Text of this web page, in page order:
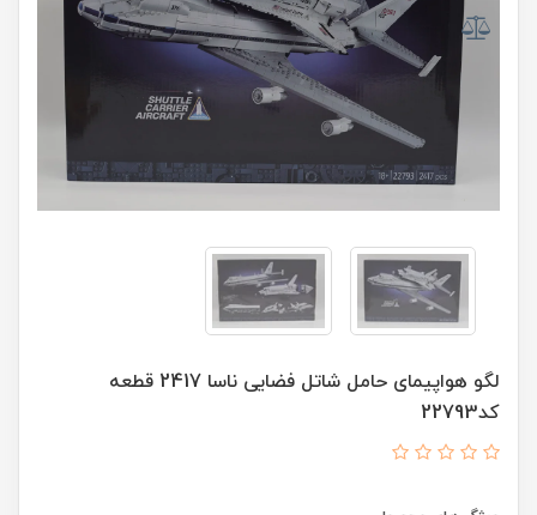
لگو هواپیمای حامل شاتل فضایی ناسا 2417 قطعه
کد22793